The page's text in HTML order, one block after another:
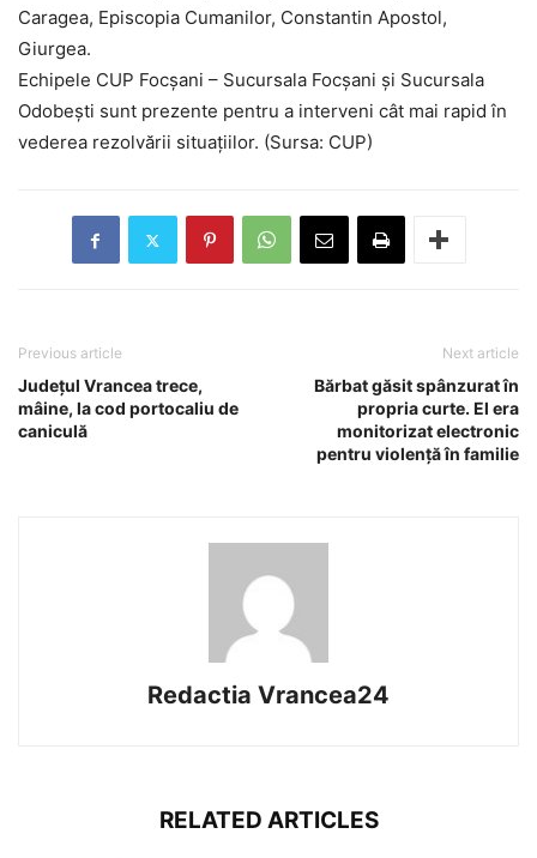
Caragea, Episcopia Cumanilor, Constantin Apostol,
Giurgea.
Echipele CUP Focșani – Sucursala Focșani și Sucursala
Odobești sunt prezente pentru a interveni cât mai rapid în
vederea rezolvării situațiilor. (Sursa: CUP)
Previous article
Județul Vrancea trece,
mâine, la cod portocaliu de
caniculă
Next article
Bărbat găsit spânzurat în
propria curte. El era
monitorizat electronic
pentru violență în familie
Redactia Vrancea24
RELATED ARTICLES